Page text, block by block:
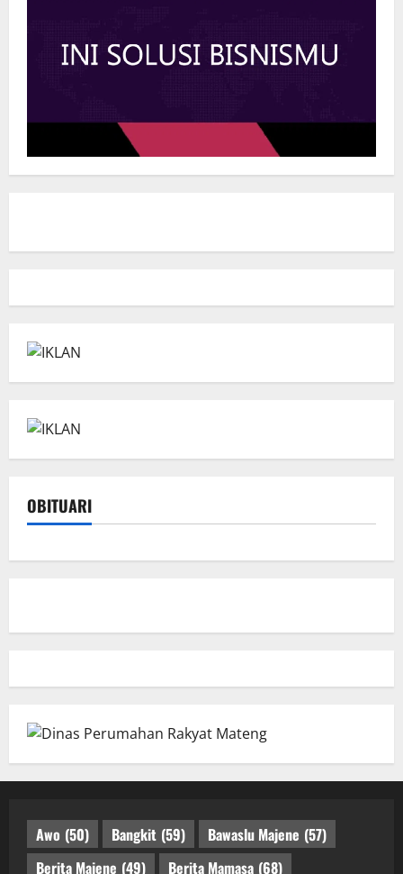
OBITUARI
Awo (50) Bangkit (59) Bawaslu Majene (57)
Berita Majene (49) Berita Mamasa (68)